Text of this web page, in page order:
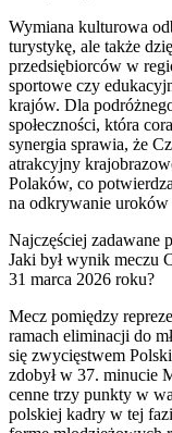
Wymiana kulturowa
turystykę, ale także
przedsiębiorców w
sportowe czy
krajów. Dla
społeczności, która
synergia sprawia, że
atrakcyjny
Polaków, co
na odkrywanie uroków
Najczęściej zadawane
Jaki był wynik meczu
31 marca 2026 roku?
Mecz pomiędzy
ramach eliminacji do
się zwycięstwem
zdobył w 37. minucie
cenne trzy punkty w
polskiej kadry w tej